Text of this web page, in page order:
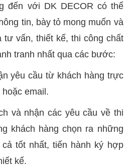
đến với DK DECOR có thể
tin, bày tỏ mong muốn và
tư vấn, thiết kế, thi công chất
tranh nhất qua các bước:
yêu cầu từ khách hàng trực
email.
và nhận các yêu cầu về thi
khách hàng chọn ra những
tốt nhất, tiến hành ký hợp
kế.